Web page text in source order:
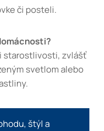
či posteli.
starostlivosti, zvlášť
svetlom alebo
štýl a